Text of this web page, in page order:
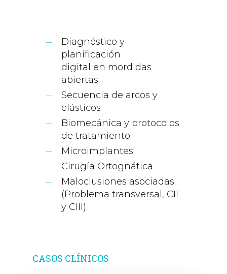
Diagnóstico y
planificación
digital en mordidas
abiertas.
Secuencia de arcos y
elásticos
Biomecánica y protocolos
de tratamiento
Microimplantes
Cirugía Ortognática
Maloclusiones asociadas
(Problema transversal, CII
y CIII).
CASOS CLÍNICOS